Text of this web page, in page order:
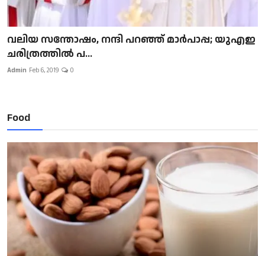
വലിയ സന്തോഷം, നന്ദി പറഞ്ഞ് മാർപാപ്പ; യുഎഇ
ചരിത്രത്തിൽ പ...
Admin Feb 6, 2019 0
Food